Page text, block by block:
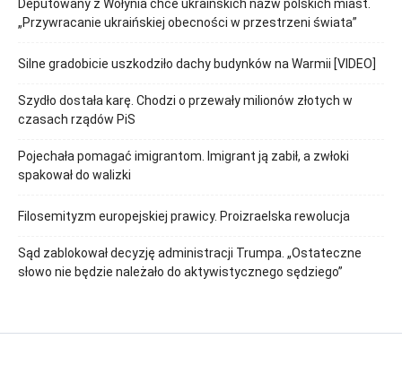
Deputowany z Wołynia chce ukraińskich nazw polskich miast.
„Przywracanie ukraińskiej obecności w przestrzeni świata”
Silne gradobicie uszkodziło dachy budynków na Warmii [VIDEO]
Szydło dostała karę. Chodzi o przewały milionów złotych w
czasach rządów PiS
Pojechała pomagać imigrantom. Imigrant ją zabił, a zwłoki
spakował do walizki
Filosemityzm europejskiej prawicy. Proizraelska rewolucja
Sąd zablokował decyzję administracji Trumpa. „Ostateczne
słowo nie będzie należało do aktywistycznego sędziego”